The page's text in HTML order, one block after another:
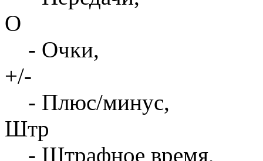
О
- Очки,
+/-
- Плюс/минус,
Штр
- Штрафное время,